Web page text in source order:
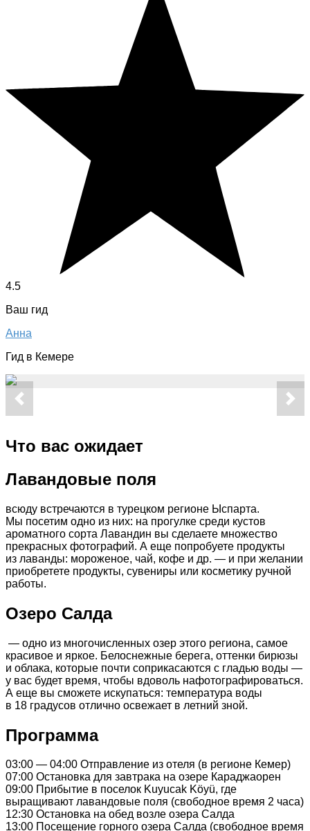
4.5
Ваш гид
Анна
Гид в Кемере
Что вас ожидает
Лавандовые поля
всюду встречаются в турецком регионе Ыспарта.
Мы посетим одно из них: на прогулке среди кустов
ароматного сорта Лавандин вы сделаете множество
прекрасных фотографий. А еще попробуете продукты
из лаванды: мороженое, чай, кофе и др. — и при желании
приобретете продукты, сувениры или косметику ручной
работы.
Озеро Салда
— одно из многочисленных озер этого региона, самое
красивое и яркое. Белоснежные берега, оттенки бирюзы
и облака, которые почти соприкасаются с гладью воды —
у вас будет время, чтобы вдоволь нафотографироваться.
А еще вы сможете искупаться: температура воды
в 18 градусов отлично освежает в летний зной.
Программа
03:00 — 04:00 Отправление из отеля (в регионе Кемер)
07:00 Остановка для завтрака на озере Караджаорен
09:00 Прибытие в поселок Kuyucak Köyü, где
выращивают лавандовые поля (свободное время 2 часа)
12:30 Остановка на обед возле озера Салда
13:00 Посещение горного озера Салда (свободное время